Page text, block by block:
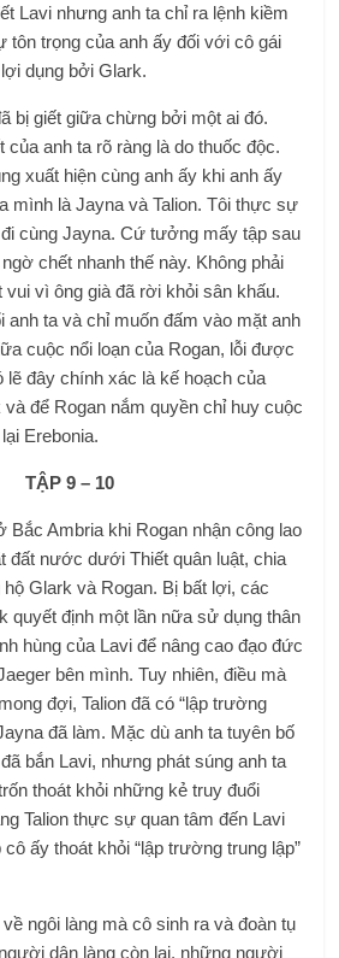
Lavi nhưng anh ta chỉ ra lệnh kiềm
tôn trọng của anh ấy đối với cô gái
dụng bởi Glark.
bị giết giữa chừng bởi một ai đó.
của anh ta rõ ràng là do thuốc độc.
xuất hiện cùng anh ấy khi anh ấy
mình là Jayna và Talion. Tôi thực sự
đi cùng Jayna. Cứ tưởng mấy tập sau
chết nhanh thế này. Không phải
vui vì ông già đã rời khỏi sân khấu.
anh ta và chỉ muốn đấm vào mặt anh
cuộc nổi loạn của Rogan, lỗi được
lẽ đây chính xác là kế hoạch của
để Rogan nắm quyền chỉ huy cuộc
Erebonia.
TẬP 9 – 10
Bắc Ambria khi Rogan nhận công lao
đất nước dưới Thiết quân luật, chia
Glark và Rogan. Bị bất lợi, các
quyết định một lần nữa sử dụng thân
hùng của Lavi để nâng cao đạo đức
bên mình. Tuy nhiên, điều mà
đợi, Talion đã có “lập trường
đã làm. Mặc dù anh ta tuyên bố
bắn Lavi, nhưng phát súng anh ta
thoát khỏi những kẻ truy đuổi
Talion thực sự quan tâm đến Lavi
ấy thoát khỏi “lập trường trung lập”
ngôi làng mà cô sinh ra và đoàn tụ
dân làng còn lại, những người